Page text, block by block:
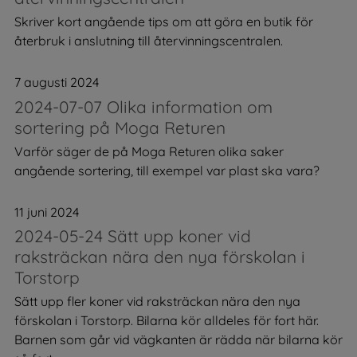
Skriver kort angående tips om att göra en butik för
återbruk i anslutning till återvinningscentralen.
7 augusti 2024
2024-07-07 Olika information om
sortering på Moga Returen
Varför säger de på Moga Returen olika saker
angående sortering, till exempel var plast ska vara?
11 juni 2024
2024-05-24 Sätt upp koner vid
raksträckan nära den nya förskolan i
Torstorp
Sätt upp fler koner vid raksträckan nära den nya
förskolan i Torstorp. Bilarna kör alldeles för fort här.
Barnen som går vid vägkanten är rädda när bilarna kör